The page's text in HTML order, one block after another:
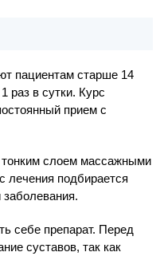
пациентам старше 14
раз в сутки. Курс
прием с
тонким слоем массажными
лечения подбирается
себе препарат. Перед
суставов, так как